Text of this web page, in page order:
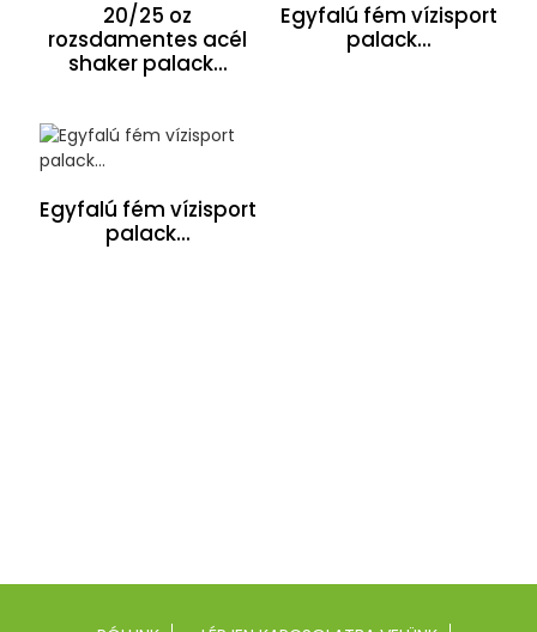
20/25 oz
rozsdamentes acél
shaker palack...
Egyfalú fém vízisport
palack...
Egyfalú fém vízisport
palack...